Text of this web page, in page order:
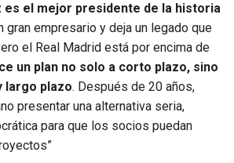
es el mejor presidente de la historia
gran empresario y deja un legado que
el Real Madrid está por encima de
un plan no solo a corto plazo, sino
largo plazo. Después de 20 años,
presentar una alternativa seria,
para que los socios puedan